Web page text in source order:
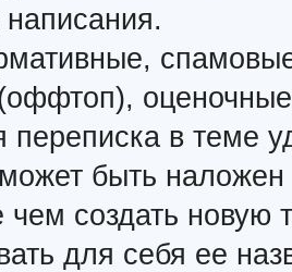
переписка в теме
быть наложен
создать новую
для себя ее